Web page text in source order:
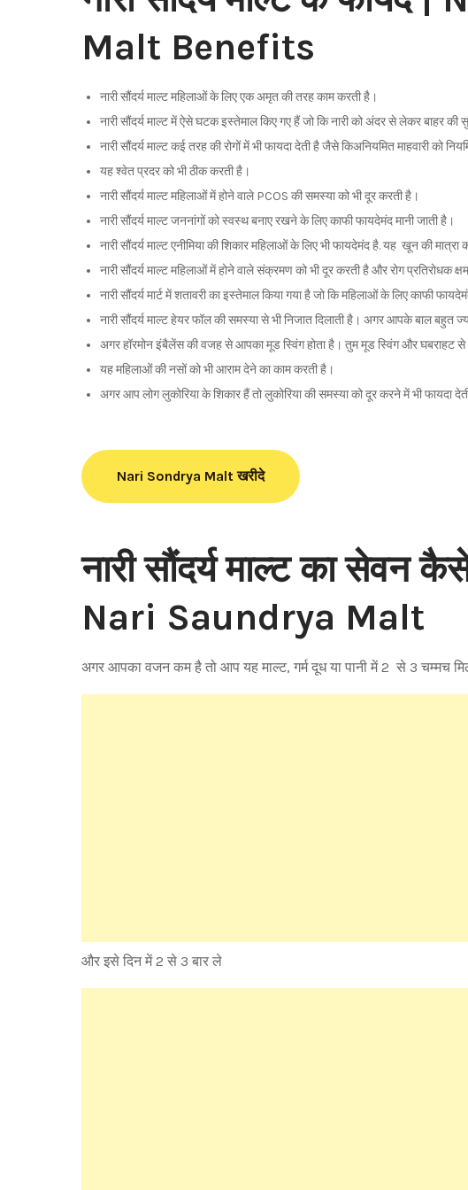
Malt Benefits
नारी सौंदर्य माल्ट महिलाओं के लिए एक अमृत की तरह काम करती है।
नारी सौंदर्य माल्ट में ऐसे घटक इस्तेमाल किए गए हैं जो कि नारी को अंदर से लेकर बाहर की
नारी सौंदर्य माल्ट कई तरह की रोगों में भी फायदा देती है जैसे किअनियमित माहवारी को
यह श्वेत प्रदर को भी ठीक करती है।
नारी सौंदर्य माल्ट महिलाओं में होने वाले PCOS की समस्या को भी दूर करती है।
नारी सौंदर्य माल्ट जननांगों को स्वस्थ बनाए रखने के लिए काफी फायदेमंद मानी जाती है।
नारी सौंदर्य माल्ट एनीमिया की शिकार महिलाओं के लिए भी फायदेमंद है. यह खून की
नारी सौंदर्य माल्ट महिलाओं में होने वाले संक्रमण को भी दूर करती है और रोग प्रतिरोधक
नारी सौंदर्य मार्ट में शतावरी का इस्तेमाल किया गया है जो कि महिलाओं के लिए काफी
नारी सौंदर्य माल्ट हेयर फॉल की समस्या से भी निजात दिलाती है। अगर आपके बाल बहुत
अगर हॉरमोन इंबैलेंस की वजह से आपका मूड स्विंग होता है। तुम मूड स्विंग और घबराहट से
यह महिलाओं की नसों को भी आराम देने का काम करती है।
अगर आप लोग लुकोरिया के शिकार हैं तो लुकोरिया की समस्या को दूर करने में भी फायदा
Nari Sondrya Malt खरीदे
नारी सौंदर्य माल्ट का
Nari Saundrya Malt
अगर आपका वजन कम है तो आप यह माल्ट, गर्म दूध या पानी में 2 से 3 चम्मच
और इसे दिन में 2 से 3 बार ले